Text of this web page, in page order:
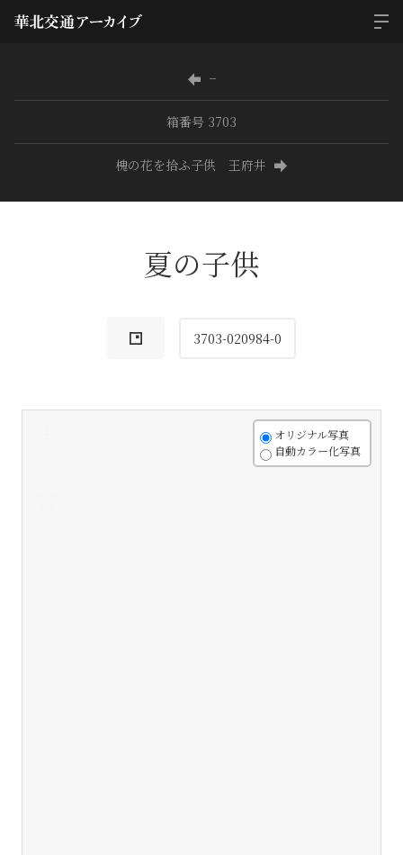
−
箱番号 3703
槐の花を拾ふ子供 王府井
夏の子供
3703-020984-0
オリジナル写真
自動カラー化写真